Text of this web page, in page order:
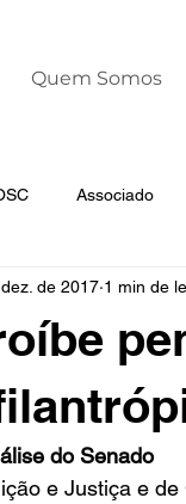
Quem Somos
Associado
Liderança Dia
de 2017 1 min de
do Senado
e Justiça e